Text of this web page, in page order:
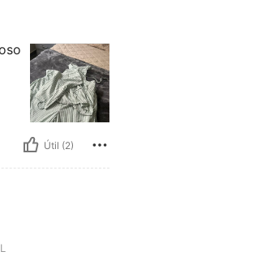
Útil (2)
Forma del cuerpo: Triángulo invertido, Color: verde
L